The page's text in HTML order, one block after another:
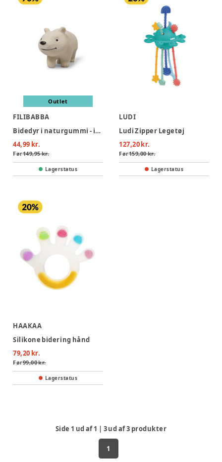
Outlet
FILIBABBA
Bidedyr i naturgummi - isbjørnen polly
44,99 kr.
Før149,95 kr.
Lagerstatus
LUDI
Ludi Zipper Legetøj
127,20 kr.
Før159,00 kr.
Lagerstatus
HAAKAA
Silikone bidering hånd
79,20 kr.
Før99,00 kr.
Lagerstatus
Side 1 ud af1 | 3ud af3 produkter
1